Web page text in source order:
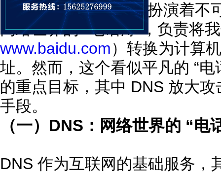
System，域名系统）扮演着
网络世界的 “电话簿”，负责将
www.baidu.com）转换为计算
址。然而，这个看似平凡的 “
的重点目标，其中 DNS 放大
手段。
（一）DNS：网络世界的 “
DNS 作为互联网的基础服务，